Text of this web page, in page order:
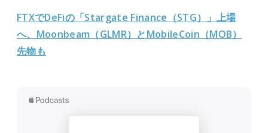
FTXでDeFiの「Stargate Finance（STG）」上場
へ、Moonbeam（GLMR）とMobileCoin（MOB）
先物も